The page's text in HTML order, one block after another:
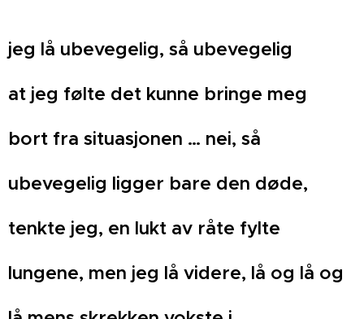
jeg lå ubevegelig, så ubevegelig
at jeg følte det kunne bringe meg
bort fra situasjonen … nei, så
ubevegelig ligger bare den døde,
tenkte jeg, en lukt av råte fylte
lungene, men jeg lå videre, lå og lå og